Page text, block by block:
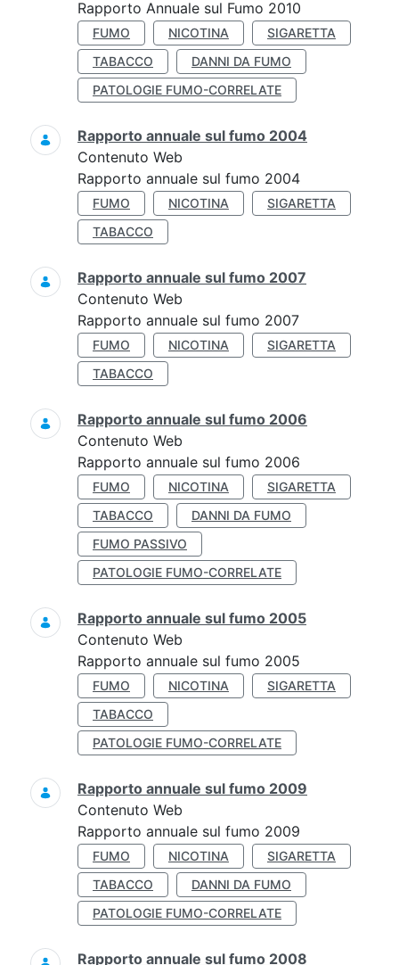
Rapporto Annuale sul Fumo 2010
FUMO NICOTINA
SIGARETTA
TABACCO
DANNI DA FUMO
PATOLOGIE FUMO-CORRELATE
Rapporto annuale sul fumo 2004
Contenuto Web
Rapporto annuale sul fumo 2004
FUMO NICOTINA
SIGARETTA
TABACCO
Rapporto annuale sul fumo 2007
Contenuto Web
Rapporto annuale sul fumo 2007
FUMO NICOTINA
SIGARETTA
TABACCO
Rapporto annuale sul fumo 2006
Contenuto Web
Rapporto annuale sul fumo 2006
FUMO NICOTINA
SIGARETTA
TABACCO
DANNI DA FUMO
FUMO PASSIVO
PATOLOGIE FUMO-CORRELATE
Rapporto annuale sul fumo 2005
Contenuto Web
Rapporto annuale sul fumo 2005
FUMO NICOTINA
SIGARETTA
TABACCO
PATOLOGIE FUMO-CORRELATE
Rapporto annuale sul fumo 2009
Contenuto Web
Rapporto annuale sul fumo 2009
FUMO NICOTINA
SIGARETTA
TABACCO
DANNI DA FUMO
PATOLOGIE FUMO-CORRELATE
Rapporto annuale sul fumo 2008